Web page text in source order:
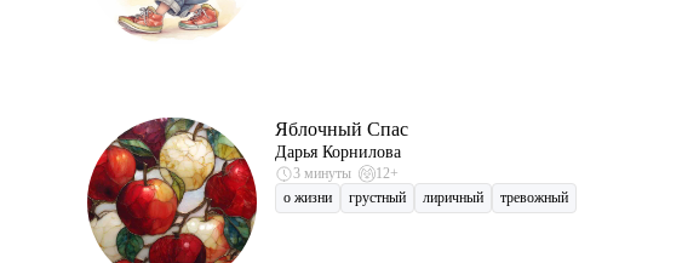
Яблочный Спас
Дарья Корнилова
3 минуты
12+
о жизни
грустный лиричный тревожный